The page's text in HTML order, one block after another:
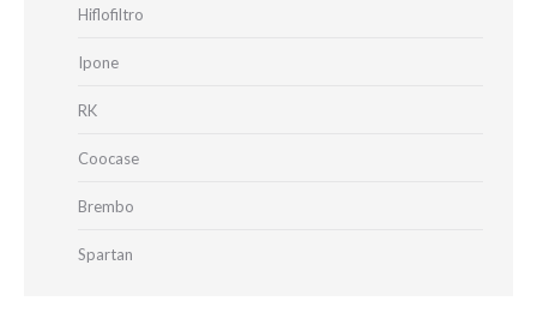
Hiflofiltro
Ipone
RK
Coocase
Brembo
Spartan